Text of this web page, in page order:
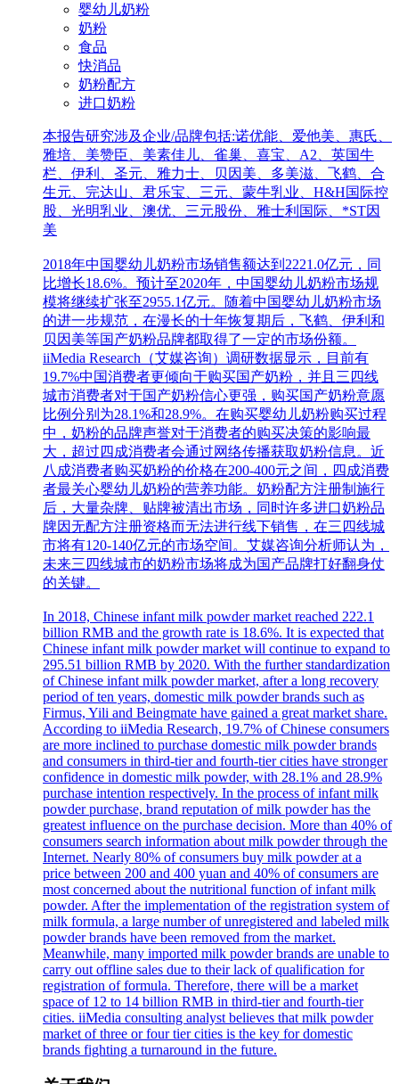
婴幼儿奶粉
奶粉
食品
快消品
奶粉配方
进口奶粉
本报告研究涉及企业/品牌包括:诺优能、爱他美、惠氏、
雅培、美赞臣、美素佳儿、雀巢、喜宝、A2、英国牛
栏、伊利、圣元、雅力士、贝因美、多美滋、飞鹤、合
生元、完达山、君乐宝、三元、蒙牛乳业、H&H国际控
股、光明乳业、澳优、三元股份、雅士利国际、*ST因
美
2018年中国婴幼儿奶粉市场销售额达到2221.0亿元，同
比增长18.6%。预计至2020年，中国婴幼儿奶粉市场规
模将继续扩张至2955.1亿元。随着中国婴幼儿奶粉市场
的进一步规范，在漫长的十年恢复期后，飞鹤、伊利和
贝因美等国产奶粉品牌都取得了一定的市场份额。
iiMedia Research（艾媒咨询）调研数据显示，目前有
19.7%中国消费者更倾向于购买国产奶粉，并且三四线
城市消费者对于国产奶粉信心更强，购买国产奶粉意愿
比例分别为28.1%和28.9%。在购买婴幼儿奶粉购买过程
中，奶粉的品牌声誉对于消费者的购买决策的影响最
大，超过四成消费者会通过网络传播获取奶粉信息。近
八成消费者购买奶粉的价格在200-400元之间，四成消费
者最关心婴幼儿奶粉的营养功能。奶粉配方注册制施行
后，大量杂牌、贴牌被清出市场，同时许多进口奶粉品
牌因无配方注册资格而无法进行线下销售，在三四线城
市将有120-140亿元的市场空间。艾媒咨询分析师认为，
未来三四线城市的奶粉市场将成为国产品牌打好翻身仗
的关键。
In 2018, Chinese infant milk powder market reached 222.1
billion RMB and the growth rate is 18.6%. It is expected that
Chinese infant milk powder market will continue to expand to
295.51 billion RMB by 2020. With the further standardization
of Chinese infant milk powder market, after a long recovery
period of ten years, domestic milk powder brands such as
Firmus, Yili and Beingmate have gained a great market share.
According to iiMedia Research, 19.7% of Chinese consumers
are more inclined to purchase domestic milk powder brands
and consumers in third-tier and fourth-tier cities have stronger
confidence in domestic milk powder, with 28.1% and 28.9%
purchase intention respectively. In the process of infant milk
powder purchase, brand reputation of milk powder has the
greatest influence on the purchase decision. More than 40% of
consumers search information about milk powder through the
Internet. Nearly 80% of consumers buy milk powder at a
price between 200 and 400 yuan and 40% of consumers are
most concerned about the nutritional function of infant milk
powder. After the implementation of the registration system of
milk formula, a large number of unregistered and labeled milk
powder brands have been removed from the market.
Meanwhile, many imported milk powder brands are unable to
carry out offline sales due to their lack of qualification for
registration of formula. Therefore, there will be a market
space of 12 to 14 billion RMB in third-tier and fourth-tier
cities. iiMedia consulting analyst believes that milk powder
market of three or four tier cities is the key for domestic
brands fighting a turnaround in the future.